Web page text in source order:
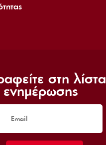
στη λίστα
ενημέρωσης